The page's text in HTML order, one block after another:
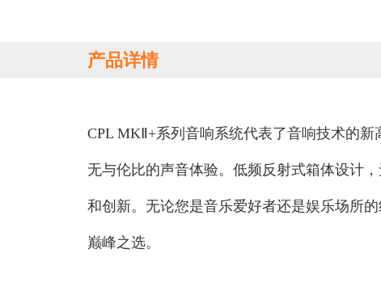
产品详情
CPL MKⅡ+系列音响系统代表了音响技术的
无与伦比的声音体验。低频反射式箱体设计
和创新。无论您是音乐爱好者还是娱乐场所
巅峰之选。